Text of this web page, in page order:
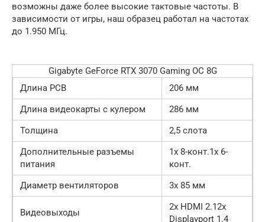
возможны даже более высокие тактовые частоты. В
зависимости от игры, наш образец работал на частотах
до 1.950 МГц.
Gigabyte GeForce RTX 3070 Gaming OC 8G
Длина PCB
206 мм
Длина видеокарты с кулером
286 мм
Толщина
2,5 слота
Дополнительные разъемы
питания
1x 8-конт.1x 6-
конт.
Диаметр вентиляторов
3x 85 мм
Видеовыходы
2x HDMI 2.12x
Displayport 1.4